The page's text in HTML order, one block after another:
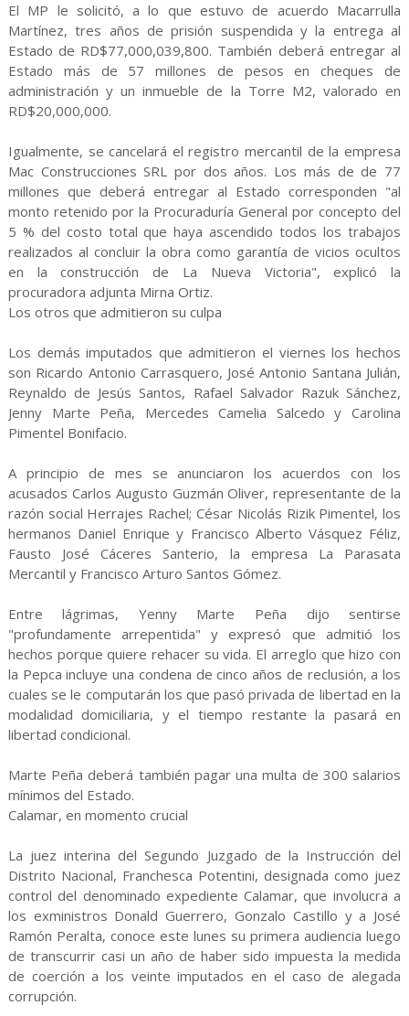
El MP le solicitó, a lo que estuvo de acuerdo Macarrulla
Martínez, tres años de prisión suspendida y la entrega al
Estado de RD$77,000,039,800. También deberá entregar al
Estado más de 57 millones de pesos en cheques de
administración y un inmueble de la Torre M2, valorado en
RD$20,000,000.
Igualmente, se cancelará el registro mercantil de la empresa
Mac Construcciones SRL por dos años. Los más de de 77
millones que deberá entregar al Estado corresponden "al
monto retenido por la Procuraduría General por concepto del
5 % del costo total que haya ascendido todos los trabajos
realizados al concluir la obra como garantía de vicios ocultos
en la construcción de La Nueva Victoria", explicó la
procuradora adjunta Mirna Ortiz.
Los otros que admitieron su culpa
Los demás imputados que admitieron el viernes los hechos
son Ricardo Antonio Carrasquero, José Antonio Santana Julián,
Reynaldo de Jesús Santos, Rafael Salvador Razuk Sánchez,
Jenny Marte Peña, Mercedes Camelia Salcedo y Carolina
Pimentel Bonifacio.
A principio de mes se anunciaron los acuerdos con los
acusados Carlos Augusto Guzmán Oliver, representante de la
razón social Herrajes Rachel; César Nicolás Rizik Pimentel, los
hermanos Daniel Enrique y Francisco Alberto Vásquez Féliz,
Fausto José Cáceres Santerio, la empresa La Parasata
Mercantil y Francisco Arturo Santos Gómez.
Entre lágrimas, Yenny Marte Peña dijo sentirse
"profundamente arrepentida" y expresó que admitió los
hechos porque quiere rehacer su vida. El arreglo que hizo con
la Pepca incluye una condena de cinco años de reclusión, a los
cuales se le computarán los que pasó privada de libertad en la
modalidad domiciliaria, y el tiempo restante la pasará en
libertad condicional.
Marte Peña deberá también pagar una multa de 300 salarios
mínimos del Estado.
Calamar, en momento crucial
La juez interina del Segundo Juzgado de la Instrucción del
Distrito Nacional, Franchesca Potentini, designada como juez
control del denominado expediente Calamar, que involucra a
los exministros Donald Guerrero, Gonzalo Castillo y a José
Ramón Peralta, conoce este lunes su primera audiencia luego
de transcurrir casi un año de haber sido impuesta la medida
de coerción a los veinte imputados en el caso de alegada
corrupción.